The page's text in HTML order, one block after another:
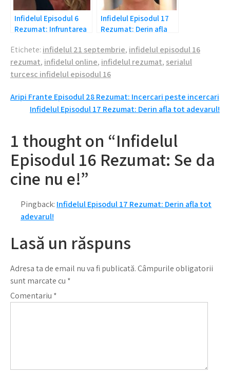
Infidelul Episodul 6
Rezumat: Infruntarea
Infidelul Episodul 17
Rezumat: Derin afla
Etichete: infidelul 21 septembrie, infidelul episodul 16
rezumat, infidelul online, infidelul rezumat, serialul
turcesc infidelul episodul 16
Navigare
articole
Aripi Frante Episodul 28 Rezumat: Incercari peste incercari
Infidelul Episodul 17 Rezumat: Derin afla tot adevarul!
1 thought on “Infidelul
Episodul 16 Rezumat: Se da
cine nu e!”
Pingback: Infidelul Episodul 17 Rezumat: Derin afla tot
adevarul!
Lasă un răspuns
Adresa ta de email nu va fi publicată.Câmpurile obligatorii
sunt marcate cu *
Comentariu *